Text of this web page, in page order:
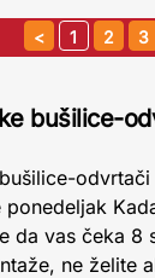
1 2 3
bušilice-
ponedeljak
da vas čeka 8
ne želite